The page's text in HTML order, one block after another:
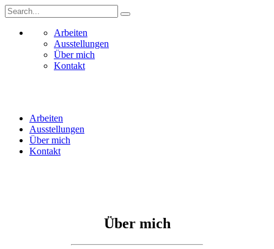
Arbeiten
Ausstellungen
Über mich
Kontakt
Arbeiten
Ausstellungen
Über mich
Kontakt
Über mich